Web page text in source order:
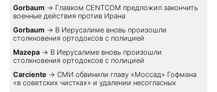
Gorbaum → Главком CENTCOM предложил закончить
военные действия против Ирана
Gorbaum → В Иерусалиме вновь произошли
столкновения ортодоксов с полицией
Mazepa → В Иерусалиме вновь произошли
столкновения ортодоксов с полицией
Carciente → СМИ обвинили главу «Моссад» Гофмана
«в советских чистках» и удалении несогласных